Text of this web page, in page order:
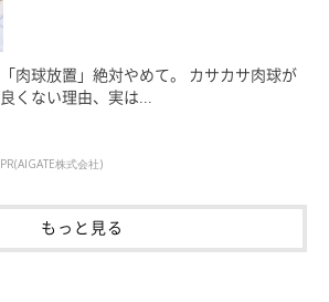
「肉球放置」絶対やめて。 カサカサ肉球が
良くない理由、実は...
PR(AIGATE株式会社)
もっと見る